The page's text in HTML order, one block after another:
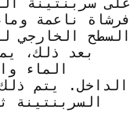
فرشاة ناعمة
السطح الخارجي
بعد ذلك،
الماء
الداخل. يتم
السربنتينة